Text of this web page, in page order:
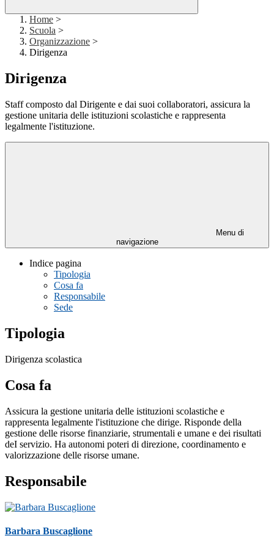
Home >
Scuola >
Organizzazione >
Dirigenza
Dirigenza
Staff composto dal Dirigente e dai suoi collaboratori, assicura la
gestione unitaria delle istituzioni scolastiche e rappresenta
legalmente l'istituzione.
Menu di
navigazione
Indice pagina
Tipologia
Cosa fa
Responsabile
Sede
Tipologia
Dirigenza scolastica
Cosa fa
Assicura la gestione unitaria delle istituzioni scolastiche e
rappresenta legalmente l'istituzione che dirige. Risponde della
gestione delle risorse finanziarie, strumentali e umane e dei risultati
deI servizio. Ha autonomi poteri di direzione, coordinamento e
valorizzazione delle risorse umane.
Responsabile
Barbara Buscaglione